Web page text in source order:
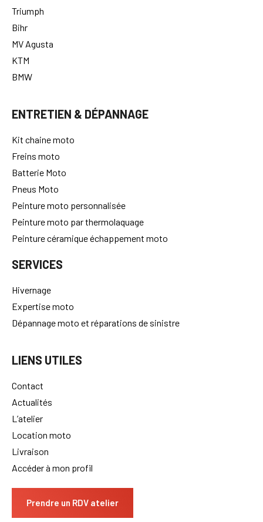
Ducati
Triumph
Bihr
MV Agusta
KTM
ENTRETIEN & DÉPANNAGE
Kit chaine moto
Freins moto
Batterie Moto
Pneus Moto
Peinture moto personnalisée
Peinture moto par thermolaquage
Peinture céramique échappement moto
SERVICES
Hivernage
Expertise moto
LIENS UTILES
Contact
Actualités
L’atelier
Location moto
Livraison
Accéder à mon profil